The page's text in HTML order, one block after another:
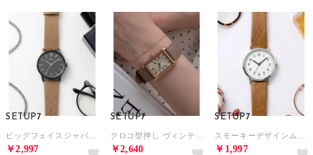
SETUP7
￥2,997
SETUP7
￥2,640
SETUP7
￥1,997